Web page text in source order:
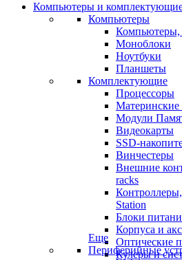
Компьютеры и
Компьютеры
Моноблоки
Ноутбуки
Планшеты
Комплектующие
Процессоры
Материнские
Модули
Видеокарты
SSD-
Винчестеры
Внешние
racks
Station
Блоки
Корпуса и
Оптические
Кулеры и
Еще
Периферийные